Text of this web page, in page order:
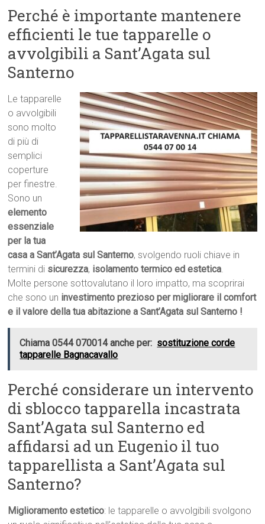
Perché è importante mantenere
efficienti le tue tapparelle o
avvolgibili a Sant’Agata sul
Santerno
Le tapparelle
o avvolgibili
sono molto
di più di
semplici
coperture
per finestre.
Sono un
elemento
essenziale
per la tua
casa a Sant’Agata sul Santerno, svolgendo ruoli chiave in
termini di sicurezza, isolamento termico ed estetica.
Molte persone sottovalutano il loro impatto, ma scoprirai
che sono un investimento prezioso per migliorare il comfort
e il valore della tua abitazione a Sant’Agata sul Santerno !
Chiama 0544 070014 anche per: sostituzione corde
tapparelle Bagnacavallo
Perché considerare un intervento
di sblocco tapparella incastrata
Sant’Agata sul Santerno ed
affidarsi ad un Eugenio il tuo
tapparellista a Sant’Agata sul
Santerno?
Miglioramento estetico: le tapparelle o avvolgibili svolgono